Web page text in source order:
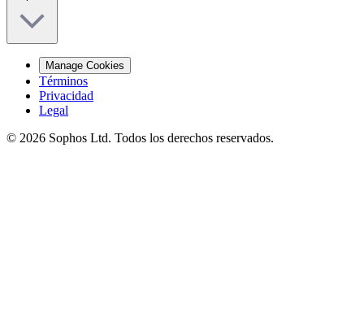
Manage Cookies
Términos
Privacidad
Legal
© 2026 Sophos Ltd. Todos los derechos reservados.